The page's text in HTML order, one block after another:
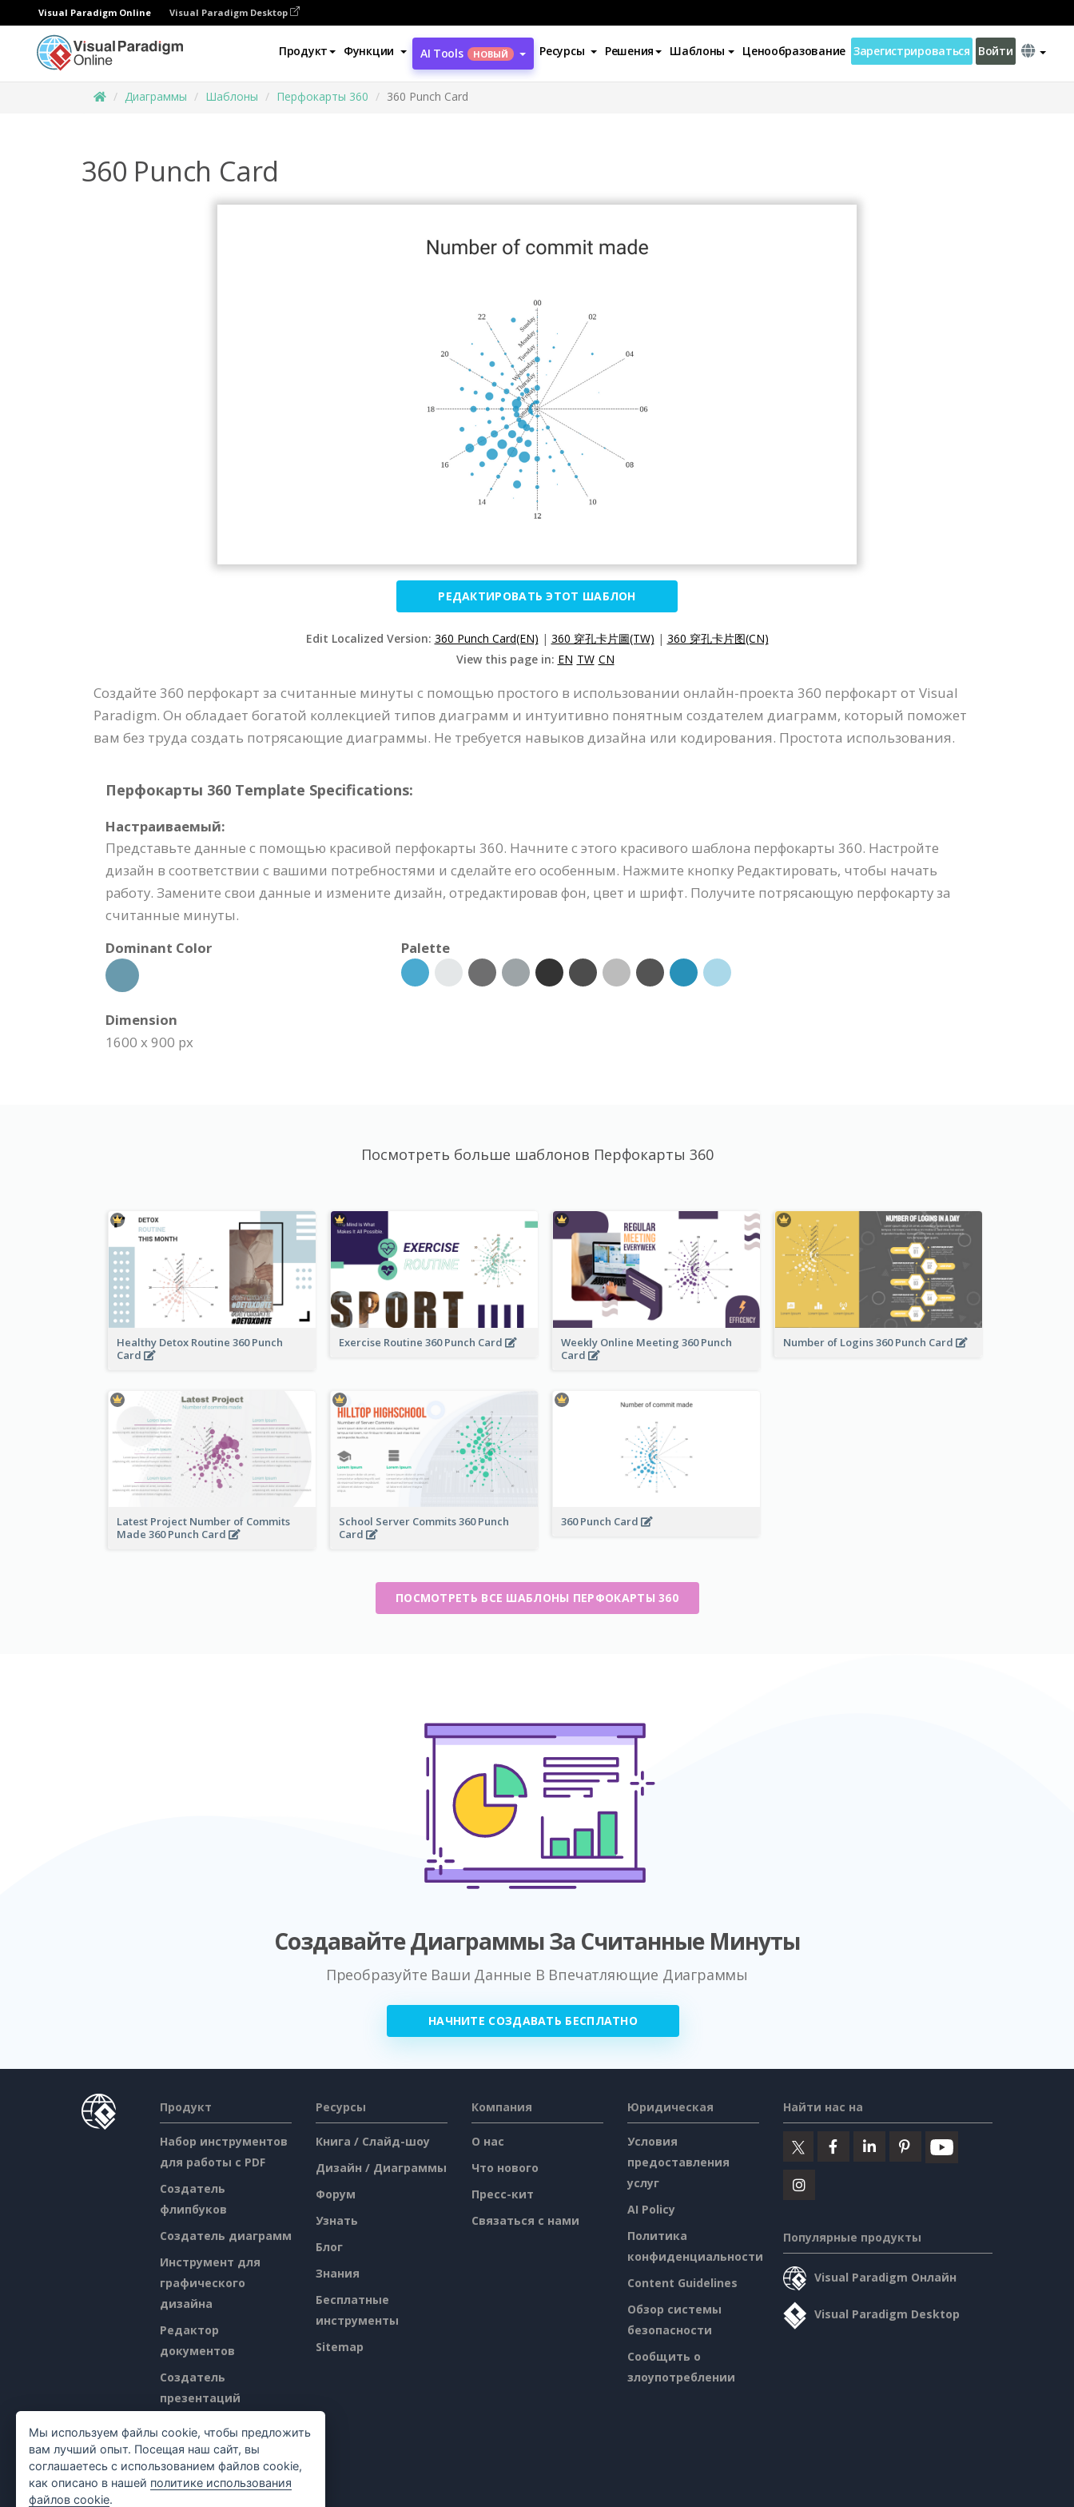
Visual Paradigm Online Visual Paradigm Desktop
Продукт Функции AI Tools НОВЫЙ Ресурсы Решения Шаблоны Ценообразование Зарегистрироваться Войти
Диаграммы Шаблоны Перфокарты 360 360 Punch Card
360 Punch Card
РЕДАКТИРОВАТЬ ЭТОТ ШАБЛОН
Edit Localized Version: 360 Punch Card(EN) | 360 穿孔卡片圖(TW) | 360 穿孔卡片图(CN)
View this page in: EN TW CN
Создайте 360 перфокарт за считанные минуты с помощью простого в использовании онлайн-проекта 360 перфокарт от Visual
Paradigm. Он обладает богатой коллекцией типов диаграмм и интуитивно понятным создателем диаграмм, который поможет
вам без труда создать потрясающие диаграммы. Не требуется навыков дизайна или кодирования. Простота использования.
Перфокарты 360 Template Specifications:
Настраиваемый:
Представьте данные с помощью красивой перфокарты 360. Начните с этого красивого шаблона перфокарты 360. Настройте
дизайн в соответствии с вашими потребностями и сделайте его особенным. Нажмите кнопку Редактировать, чтобы начать
работу. Замените свои данные и измените дизайн, отредактировав фон, цвет и шрифт. Получите потрясающую перфокарту за
считанные минуты.
Dominant Color
Palette
Dimension
1600 x 900 px
Посмотреть больше шаблонов Перфокарты 360
Healthy Detox Routine 360 Punch
Card
Exercise Routine 360 Punch Card
Weekly Online Meeting 360 Punch
Card
Number of Logins 360 Punch Card
Latest Project Number of Commits
Made 360 Punch Card
School Server Commits 360 Punch
Card
360 Punch Card
ПОСМОТРЕТЬ ВСЕ ШАБЛОНЫ ПЕРФОКАРТЫ 360
Создавайте Диаграммы За Считанные Минуты
Преобразуйте Ваши Данные В Впечатляющие Диаграммы
НАЧНИТЕ СОЗДАВАТЬ БЕСПЛАТНО
Продукт
Набор инструментов
для работы с PDF
Создатель
флипбуков
Создатель диаграмм
Инструмент для
графического
дизайна
Редактор
документов
Создатель
презентаций
Редактор
электронных таблиц
Ценообразование
Ресурсы
Книга / Слайд-шоу
Дизайн / Диаграммы
Форум
Узнать
Блог
Знания
Бесплатные
инструменты
Sitemap
Компания
О нас
Что нового
Пресс-кит
Связаться с нами
Юридическая
Условия
предоставления
услуг
AI Policy
Политика
конфиденциальности
Content Guidelines
Обзор системы
безопасности
Сообщить о
злоупотреблении
Найти нас на
Популярные продукты
Visual Paradigm Онлайн
Visual Paradigm Desktop
Мы используем файлы cookie, чтобы предложить
вам лучший опыт. Посещая наш сайт, вы
соглашаетесь с использованием файлов cookie,
как описано в нашей политике использования
файлов cookie.